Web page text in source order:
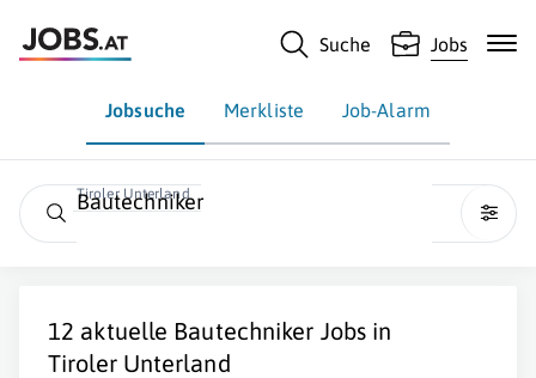
Suche Jobs
Jobsuche Merkliste Job-Alarm
Tiroler Unterland
Bautechniker
12 aktuelle Bautechniker Jobs in
Tiroler Unterland